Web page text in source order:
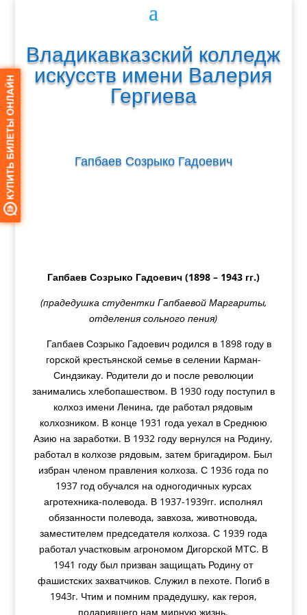
Владикавказский колледж
искусств имени Валерия
Гергиева
Гапбаев Созрыко Гадоевич
Гапбаев Созрыко Гадоевич (1898 – 1943 гг.)
(прадедушка студентки Гапбаевой Маргариты,
отделения сольного пения)
Гапбаев Созрыко Гадоевич родился в 1898 году в
горской крестьянской семье в селении Карман-
Синдзикау. Родители до и после революции
занимались хлебопашеством. В 1930 году поступил в
колхоз имени Ленина, где работал рядовым
колхозником. В конце 1931 года уехал в Среднюю
Азию на заработки. В 1932 году вернулся на Родину,
работал в колхозе рядовым, затем бригадиром. Был
избран членом правления колхоза. С 1936 года по
1937 год обучался на одногодичных курсах
агротехника-полевода. В 1937-1939гг. исполнял
обязанности полевода, завхоза, животновода,
заместителем председателя колхоза. С 1939 года
работал участковым агрономом Дигорской МТС. В
1941 году был призван защищать Родину от
фашистских захватчиков. Служил в пехоте. Погиб в
1943г. Чтим и помним прадедушку, как героя,
подарившего нам мирную жизнь.